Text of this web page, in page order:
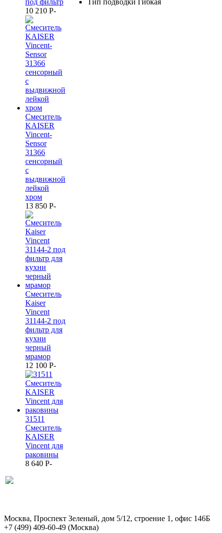
10 210 P-
Смеситель
KAISER
Vincent-
Sensor
31366
сенсорный
с
выдвижной
лейкой
хром
13 850 P-
Смеситель
Kaiser
Vincent
31144-2 под
фильтр для
кухни
черный
мрамор
12 100 P-
31511
Смеситель
KAISER
Vincent для
раковины
8 640 P-
Тип подводки Гибкая
Москва, Проспект Зеленый, дом 5/12, строение 1, офис 146Б
+7 (499) 409-60-49 (Москва)